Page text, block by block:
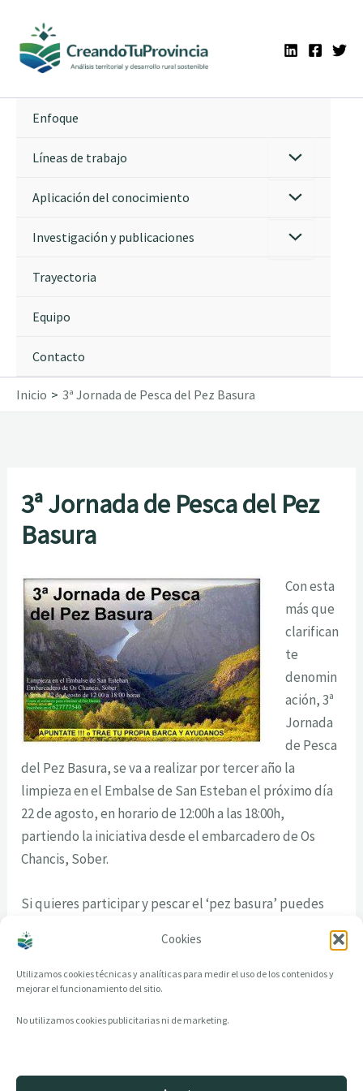
Cookies
Utilizamos cookies técnicas y analíticas para medir el uso de los contenidos y
mejorar el funcionamiento del sitio.
No utilizamos cookies publicitarias ni de marketing.
contenido
Enfoque
Líneas de trabajo
Aplicación del conocimiento
Investigación y publicaciones
Trayectoria
Equipo
Contacto
Inicio 3ª Jornada de Pesca del Pez Basura
3ª Jornada de Pesca del Pez
Basura
Con esta
más que
clarifican
te
denomin
ación, 3ª
Jornada
de Pesca
del Pez Basura, se va a realizar por tercer año la
limpieza en el Embalse de San Esteban el próximo día
22 de agosto, en horario de 12:00h a las 18:00h,
partiendo la iniciativa desde el embarcadero de Os
Chancis, Sober.
Si quieres participar y pescar el ‘pez basura’ puedes